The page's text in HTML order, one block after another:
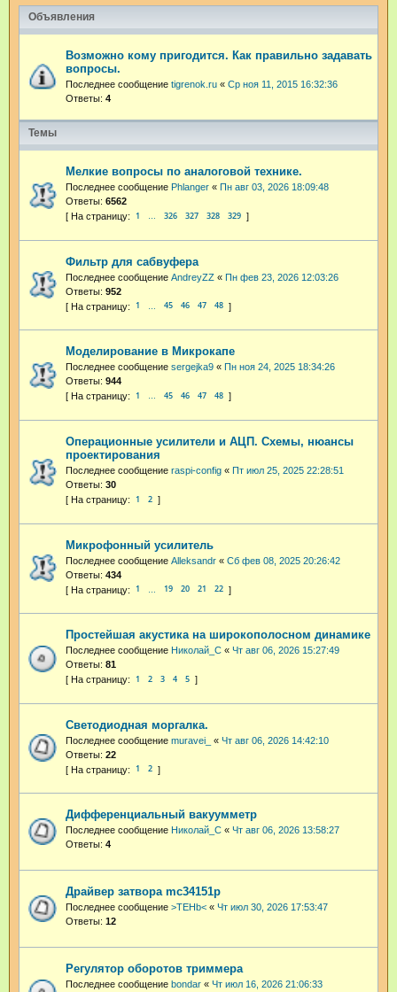
Объявления
Возможно кому пригодится. Как правильно задавать
вопросы.
Последнее сообщение tigrenok.ru « Ср ноя 11, 2015 16:32:36
Ответы: 4
Темы
Мелкие вопросы по аналоговой технике.
Последнее сообщение Phlanger « Пн авг 03, 2026 18:09:48
Ответы: 6562
1 … 326 327 328 329
Фильтр для сабвуфера
Последнее сообщение AndreyZZ « Пн фев 23, 2026 12:03:26
Ответы: 952
1 45 46 47 48
Моделирование в Микрокапе
Последнее сообщение sergejka9 « Пн ноя 24, 2025 18:34:26
Ответы: 944
1 … 45 46 47 48
Операционные усилители и АЦП. Схемы, нюансы
проектирования
Последнее сообщение raspi-config « Пт июл 25, 2025 22:28:51
Ответы: 30
1 2
Микрофонный усилитель
Последнее сообщение Alleksandr « Сб фев 08, 2025 20:26:42
Ответы: 434
1 19 20 21 22
Простейшая акустика на широкополосном динамике
Последнее сообщение Николай_С « Чт авг 06, 2026 15:27:49
Ответы: 81
1 2 3 4 5
Светодиодная моргалка.
Последнее сообщение muravei_ « Чт авг 06, 2026 14:42:10
Ответы: 22
1 2
Дифференциальный вакуумметр
Последнее сообщение Николай_С « Чт авг 06, 2026 13:58:27
Ответы: 4
Драйвер затвора mc34151p
Последнее сообщение >TEHb< « Чт июл 30, 2026 17:53:47
Ответы: 12
Регулятор оборотов триммера
Последнее сообщение bondar « Чт июл 16, 2026 21:06:33